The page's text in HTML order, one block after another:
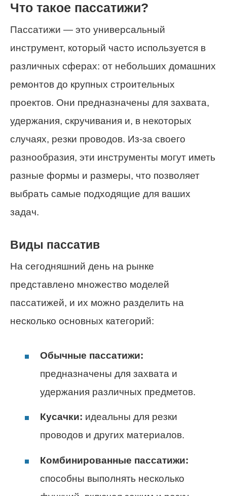
Что такое пассатижи?
Пассатижи — это универсальный
инструмент, который часто используется в
различных сферах: от небольших домашних
ремонтов до крупных строительных
проектов. Они предназначены для захвата,
удержания, скручивания и, в некоторых
случаях, резки проводов. Из-за своего
разнообразия, эти инструменты могут иметь
разные формы и размеры, что позволяет
выбрать самые подходящие для ваших
задач.
Виды пассатив
На сегодняшний день на рынке
представлено множество моделей
пассатижей, и их можно разделить на
несколько основных категорий:
Обычные пассатижи:
предназначены для захвата и
удержания различных предметов.
Кусачки: идеальны для резки
проводов и других материалов.
Комбинированные пассатижи:
способны выполнять несколько